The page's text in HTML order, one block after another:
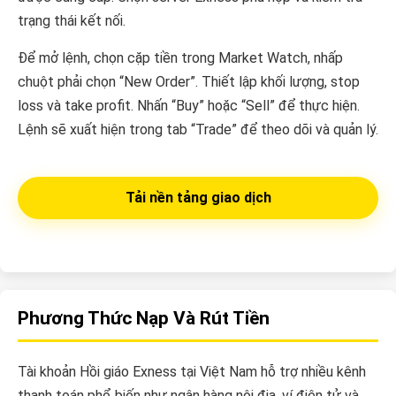
trạng thái kết nối.
Để mở lệnh, chọn cặp tiền trong Market Watch, nhấp
chuột phải chọn “New Order”. Thiết lập khối lượng, stop
loss và take profit. Nhấn “Buy” hoặc “Sell” để thực hiện.
Lệnh sẽ xuất hiện trong tab “Trade” để theo dõi và quản lý.
Tải nền tảng giao dịch
Phương Thức Nạp Và Rút Tiền
Tài khoản Hồi giáo Exness tại Việt Nam hỗ trợ nhiều kênh